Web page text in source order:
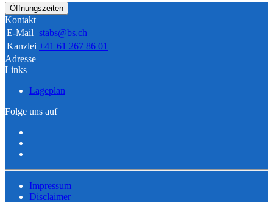
Öffnungszeiten
Kontakt
E-Mail stabs@bs.ch
Kanzlei +41 61 267 86 01
Adresse
Links
Lageplan
Folge uns auf
Impressum
Disclaimer